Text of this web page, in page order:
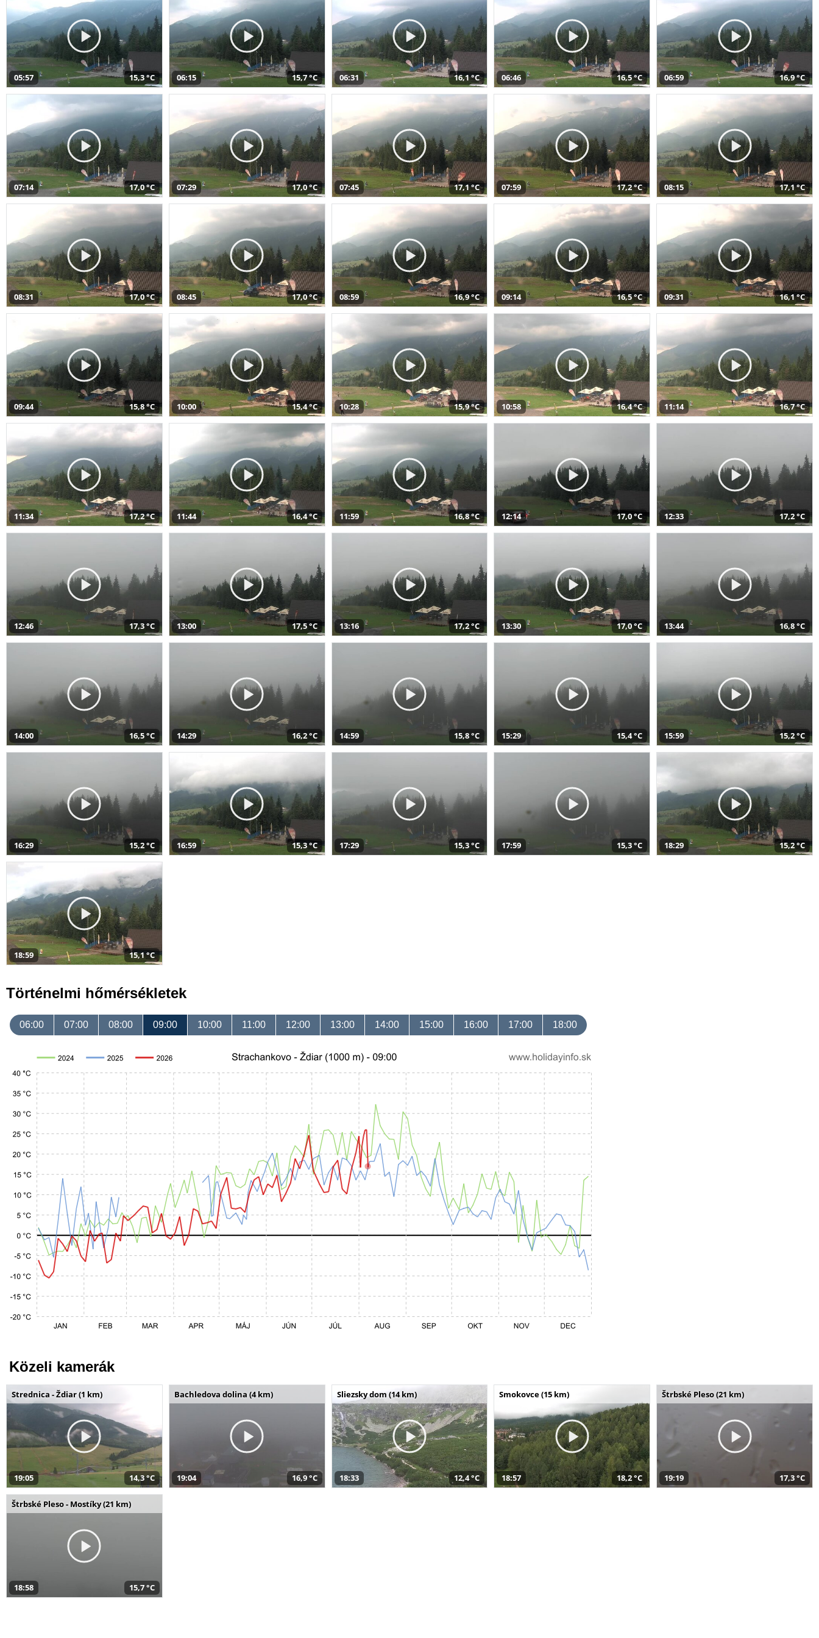
05:57 15,3 °C 06:15 15,7 °C 06:31 16,1 °C 06:46 16,5 °C 06:59 16,9 °C
07:14 17,0 °C 07:29 17,0 °C 07:45 17,1 °C 07:59 17,2 °C 08:15 17,1 °C
08:31 17,0 °C 08:45 17,0 °C 08:59 16,9 °C 09:14 16,5 °C 09:31 16,1 °C
09:44 15,8 °C 10:00 15,4 °C 10:28 15,9 °C 10:58 16,4 °C 11:14 16,7 °C
11:34 17,2 °C 11:44 16,4 °C 11:59 16,8 °C 12:14 17,0 °C 12:33 17,2 °C
12:46 17,3 °C 13:00 17,5 °C 13:16 17,2 °C 13:30 17,0 °C 13:44 16,8 °C
14:00 16,5 °C 14:29 16,2 °C 14:59 15,8 °C 15:29 15,4 °C 15:59 15,2 °C
16:29 15,2 °C 16:59 15,3 °C 17:29 15,3 °C 17:59 15,3 °C 18:29 15,2 °C
18:59 15,1 °C
Történelmi hőmérsékletek
06:00 07:00 08:00 09:00 10:00 11:00 12:00 13:00 14:00 15:00 16:00 17:00 18:00
Közeli kamerák
Strednica - Ždiar (1 km)
19:05 14,3 °C
Bachledova dolina (4 km)
19:04 16,9 °C
Sliezsky dom (14 km)
18:33 12,4 °C
Smokovce (15 km)
18:57 18,2 °C
Štrbské Pleso (21 km)
19:19 17,3 °C
Štrbské Pleso - Mostíky (21 km)
18:58 15,7 °C